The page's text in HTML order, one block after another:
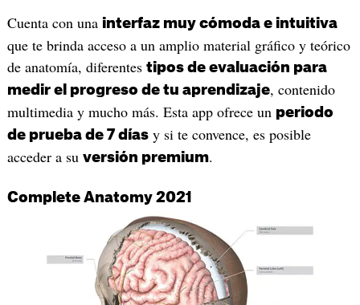
Cuenta con una interfaz muy cómoda e intuitiva
que te brinda acceso a un amplio material gráfico y teórico
de anatomía, diferentes tipos de evaluación para
medir el progreso de tu aprendizaje, contenido
multimedia y mucho más. Esta app ofrece un periodo
de prueba de 7 díasy si te convence, es posible
acceder a su versión premium.
Complete Anatomy 2021